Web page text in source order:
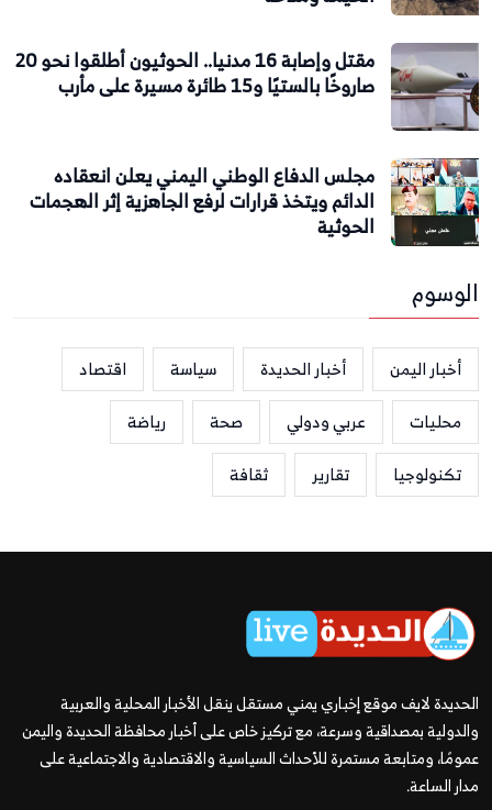
مقتل وإصابة 16 مدنيا.. الحوثيون أطلقوا نحو 20
صاروخًا بالستيًا و15 طائرة مسيرة على مأرب
مجلس الدفاع الوطني اليمني يعلن انعقاده
الدائم ويتخذ قرارات لرفع الجاهزية إثر الهجمات
الحوثية
الوسوم
أخبار اليمن أخبار الحديدة سياسة
اقتصاد
محليات
عربي ودولي صحة
رياضة
تكنولوجيا
تقارير ثقافة
الحديدة لايف موقع إخباري يمني مستقل ينقل الأخبار المحلية والعربية
والدولية بمصداقية وسرعة، مع تركيز خاص على أخبار محافظة الحديدة واليمن
عمومًا، ومتابعة مستمرة للأحداث السياسية والاقتصادية والاجتماعية على
مدار الساعة.